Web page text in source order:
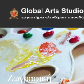
Ζωγραφική